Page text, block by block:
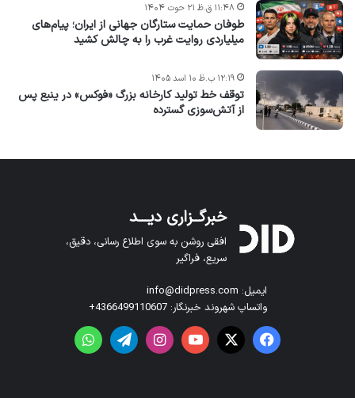
طوفان حمایت ستارگان جهانی از ایران؛ پیام‌های
میلیاردی روایت غرب را به چالش کشید
۱۱:۴۸ ق.ظ ۲۱ حوت ۱۴۰۴
توقف خط تولید کارخانه بزرگ «فوکس» در ینبع پس
از آتش‌سوزی گسترده
۱۲:۱۹ ب.ظ ۱۰ اسد ۱۴۰۵
خبرگــزاری دیـــد
افقی روشن به سوی اطلاع رسانی، دقیق،
سریع، فراگیر
ایمیل: info@didpress.com
واتساپ شهروند خبرنگار: 4366499110607+
فیس بوک X یوتیوباینستاگرامتلگرامواتس آپ